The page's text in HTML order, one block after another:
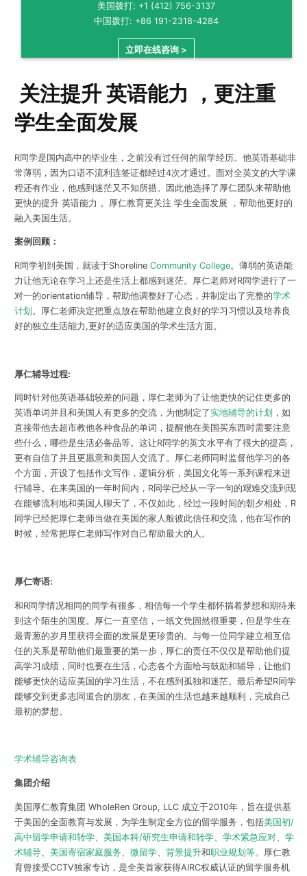
美国拨打: +1 (412) 756-3137
中国拨打: +86 191-2318-4284
立即在线咨询 >
关注提升 英语能力 ，更注重
学生全面发展
R同学是国内高中的毕业生，之前没有过任何的留学经历。他英语基础非
常薄弱，因为口语不流利连签证都经过4次才通过。面对全英文的大学课
程还有作业，他感到迷茫又不知所措。因此他选择了厚仁团队来帮助他
更快的提升 英语能力 。厚仁教育更关注 学生全面发展 ，帮助他更好的
融入美国生活。
案例回顾：
R同学初到美国，就读于Shoreline Community College。薄弱的英语能
力让他无论在学习上还是生活上都感到迷茫。厚仁老师对R同学进行了一
对一的orientation辅导，帮助他调整好了心态，并制定出了完整的学术
计划 。厚仁老师决定把重点放在帮助他建立良好的学习习惯以及培养良
好的独立生活能力,更好的适应美国的学术生活方面。
厚仁辅导过程:
同时针对他英语基础较差的问题，厚仁老师为了让他更快的记住更多的
英语单词并且和美国人有更多的交流，为他制定了实地辅导的计划 ，如
直接带他去超市教他各种食品的单词，提醒他在美国买东西时需要注意
些什么，哪些是生活必备品等。这让R同学的英文水平有了很大的提高，
更有自信了并且更愿意和美国人交流了。厚仁老师同时监督他学习的各
个方面，开设了包括作文写作，逻辑分析，美国文化等一系列课程来进
行辅导。在来美国的一年时间内，R同学已经从一字一句的艰难交流到现
在能够流利地和美国人聊天了，不仅如此，经过一段时间的朝夕相处，R
同学已经把厚仁老师当做在美国的家人般彼此信任和交流，他在写作的
时候，经常把厚仁老师写作对自己帮助最大的人。
厚仁寄语:
和R同学情况相同的同学有很多，相信每一个学生都怀揣着梦想和期待来
到这个陌生的国度。厚仁一直坚信，一纸文凭固然很重要，但是学生在
最青葱的岁月里获得全面的发展是更珍贵的。与每一位同学建立相互信
任的关系是帮助他们最重要的第一步，厚仁的责任不仅仅是帮助他们提
高学习成绩，同时也要在生活，心态各个方面给与鼓励和辅导，让他们
能够更快的适应美国的学习生活，不在感到孤独和迷茫。最后希望R同学
能够交到更多志同道合的朋友，在美国的生活也越来越顺利，完成自己
最初的梦想。
学术辅导咨询表
集团介绍
美国厚仁教育集团 WholeRen Group, LLC 成立于2010年，旨在提供基
于美国的全面教育与发展，为学生制定全方位的留学服务，包括美国初/
高中留学申请和转学、 美国本科/研究生申请和转学、 学术紧急应对、 学
术辅导、 美国寄宿家庭服务 微留学、 背景提升和职业规划等。 厚仁教
育曾接受CCTV独家专访，是全美首家获得AIRC权威认证的留学服务机